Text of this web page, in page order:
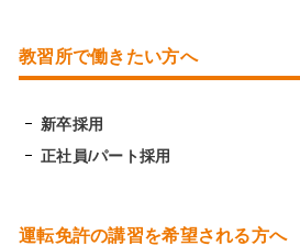
教習所で働きたい方へ
新卒採用
正社員/パート採用
運転免許の講習を希望される方へ